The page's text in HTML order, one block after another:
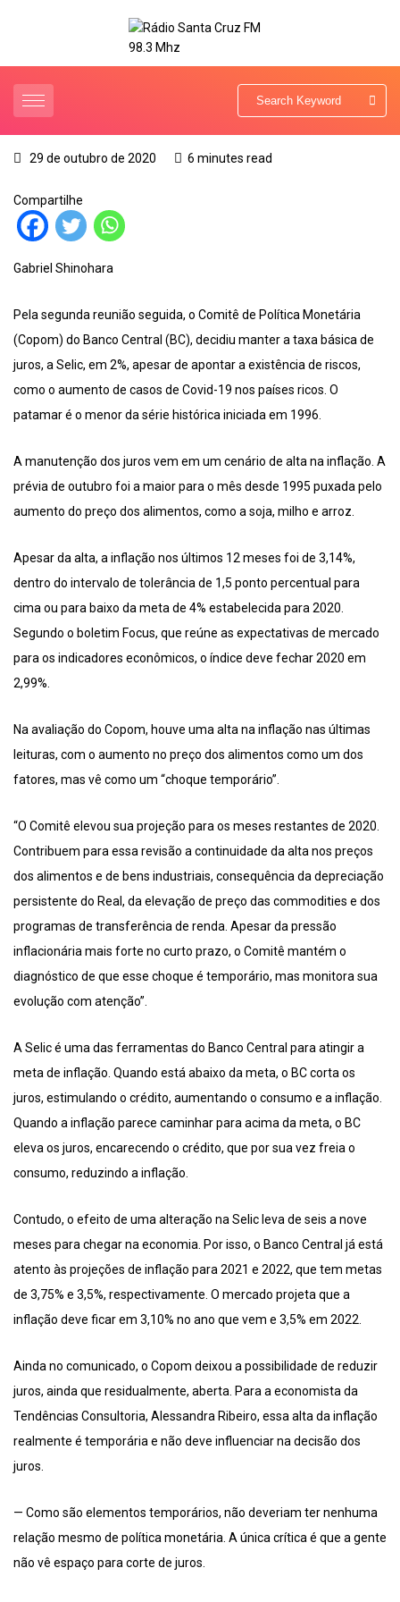
29 de outubro de 2020 6 minutes read
Compartilhe
Gabriel Shinohara
Pela segunda reunião seguida, o Comitê de Política Monetária
(Copom) do Banco Central (BC), decidiu manter a taxa básica de
juros, a Selic, em 2%, apesar de apontar a existência de riscos,
como o aumento de casos de Covid-19 nos países ricos. O
patamar é o menor da série histórica iniciada em 1996.
A manutenção dos juros vem em um cenário de alta na inflação. A
prévia de outubro foi a maior para o mês desde 1995 puxada pelo
aumento do preço dos alimentos, como a soja, milho e arroz.
Apesar da alta, a inflação nos últimos 12 meses foi de 3,14%,
dentro do intervalo de tolerância de 1,5 ponto percentual para
cima ou para baixo da meta de 4% estabelecida para 2020.
Segundo o boletim Focus, que reúne as expectativas de mercado
para os indicadores econômicos, o índice deve fechar 2020 em
2,99%.
Na avaliação do Copom, houve uma alta na inflação nas últimas
leituras, com o aumento no preço dos alimentos como um dos
fatores, mas vê como um “choque temporário”.
“O Comitê elevou sua projeção para os meses restantes de 2020.
Contribuem para essa revisão a continuidade da alta nos preços
dos alimentos e de bens industriais, consequência da depreciação
persistente do Real, da elevação de preço das commodities e dos
programas de transferência de renda. Apesar da pressão
inflacionária mais forte no curto prazo, o Comitê mantém o
diagnóstico de que esse choque é temporário, mas monitora sua
evolução com atenção”.
A Selic é uma das ferramentas do Banco Central para atingir a
meta de inflação. Quando está abaixo da meta, o BC corta os
juros, estimulando o crédito, aumentando o consumo e a inflação.
Quando a inflação parece caminhar para acima da meta, o BC
eleva os juros, encarecendo o crédito, que por sua vez freia o
consumo, reduzindo a inflação.
Contudo, o efeito de uma alteração na Selic leva de seis a nove
meses para chegar na economia. Por isso, o Banco Central já está
atento às projeções de inflação para 2021 e 2022, que tem metas
de 3,75% e 3,5%, respectivamente. O mercado projeta que a
inflação deve ficar em 3,10% no ano que vem e 3,5% em 2022.
Ainda no comunicado, o Copom deixou a possibilidade de reduzir
juros, ainda que residualmente, aberta. Para a economista da
Tendências Consultoria, Alessandra Ribeiro, essa alta da inflação
realmente é temporária e não deve influenciar na decisão dos
juros.
— Como são elementos temporários, não deveriam ter nenhuma
relação mesmo de política monetária. A única crítica é que a gente
não vê espaço para corte de juros.